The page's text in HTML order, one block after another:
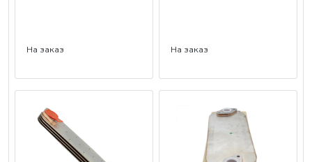
На заказ На заказ